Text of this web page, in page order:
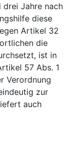
drei Jahre nach
diese
Artikel 32
die
ist in
57 Abs. 1
Verordnung
zur
auch